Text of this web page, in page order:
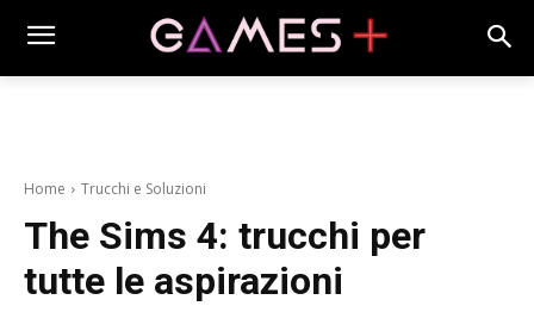
Home Trucchi e Soluzioni
The Sims 4: trucchi per
tutte le aspirazioni